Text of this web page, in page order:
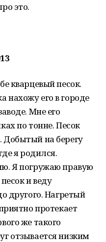
это.
кварцевый песок.
нахожу его в городе
Мне его
по тонне. Песок
на берегу
я родился.
Я погружаю правую
и веду
другого. Нагретый
протекает
же такого
отзывается низким